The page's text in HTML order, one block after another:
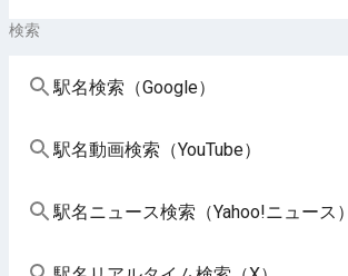
検索
駅名検索（Google）
駅名動画検索（YouTube）
駅名ニュース検索（Yahoo!ニュース）